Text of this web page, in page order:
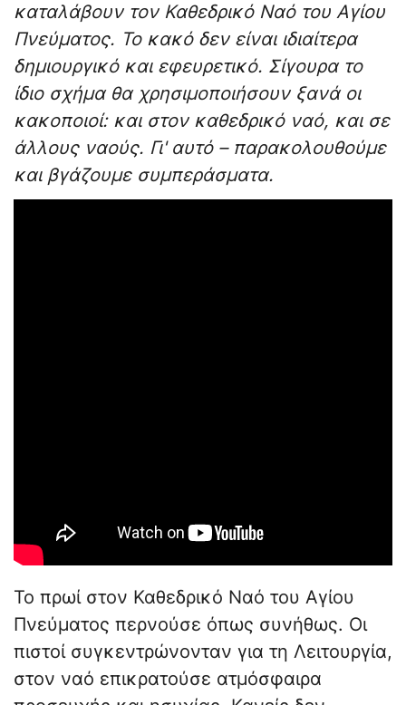
καταλάβουν τον Καθεδρικό Ναό του Αγίου
Πνεύματος. Το κακό δεν είναι ιδιαίτερα
δημιουργικό και εφευρετικό. Σίγουρα το
ίδιο σχήμα θα χρησιμοποιήσουν ξανά οι
κακοποιοί: και στον καθεδρικό ναό, και σε
άλλους ναούς. Γι' αυτό – παρακολουθούμε
και βγάζουμε συμπεράσματα.
Το πρωί στον Καθεδρικό Ναό του Αγίου
Πνεύματος περνούσε όπως συνήθως. Οι
πιστοί συγκεντρώνονταν για τη Λειτουργία,
στον ναό επικρατούσε ατμόσφαιρα